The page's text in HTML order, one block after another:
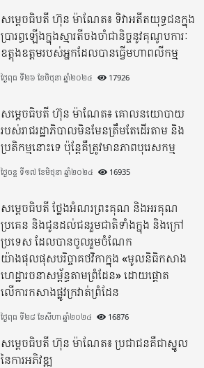
សម្តេចធិបតី ហ៊ុន ម៉ាណែត៖ ទិវាអតីតយុទ្ធជនក្នុង
ប្រារព្ធឡើងក្នុងស្មារតីចងចាំជានិច្ចនូវគុណូបការៈ
ឧត្តុងឧត្តមរបស់អ្នកដែលបានធ្វើមហាពលីកម្ម
ថ្ងៃពុធ ទី២៦ ខែមិថុនា ឆ្នាំ២០២៤ 17926
សម្តេចធិបតី ហ៊ុន ម៉ាណែត៖ គោលនយោបាយ
របស់រាជរដ្ឋាភិបាលមិនមែនត្រឹមតែដើរតាម និង
ប្រតិកម្មនោះទេ ប៉ុន្តែគឺត្រូវមានភាពបុរេសកម្ម
ថ្ងៃចន្ទ ទី១៧ ខែមិថុនា ឆ្នាំ២០២៤ 16935
សម្តេចធិបតី ថ្លែងអំណរព្រះគុណ និងអរគុណ
ប្រគេន និងជូនដល់ជនរួមជាតិទាំងក្នុង​ និងក្រៅ
ប្រទេស​ ដែលបានចូលរួមចំណែក
យ៉ាងផុលផុសបរិច្ចាគថវិកាក្នុង «មូលនិធិកសាង
ហេដ្ឋារចនាសម្ព័ន្ធតាមព្រំដែន» ដោយផ្ដោត
លើការកសាងផ្លូវក្រវាត់ព្រំដែន
ថ្ងៃពុធ ទី២៨ ខែសីហា ឆ្នាំ២០២៤ 16876
សម្តេចធិបតី ហ៊ុន ម៉ាណែត៖ ប្រជាជនគឺជាស្នូល
នៃការអភិវឌ្ឍ